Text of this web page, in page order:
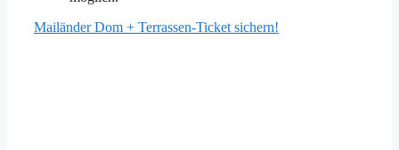
Mailänder Dom + Terrassen-Ticket sichern!